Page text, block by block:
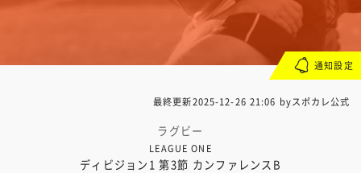
最終更新2025-12-26 21:06 byスポカレ公式
ラグビー
LEAGUE ONE
ディビジョン1 第3節 カンファレンスB
通知設定